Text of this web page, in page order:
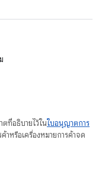
ที่อธิบายไว้ในใบอนุญาตการ
าหรือเครื่องหมายการค้าจด